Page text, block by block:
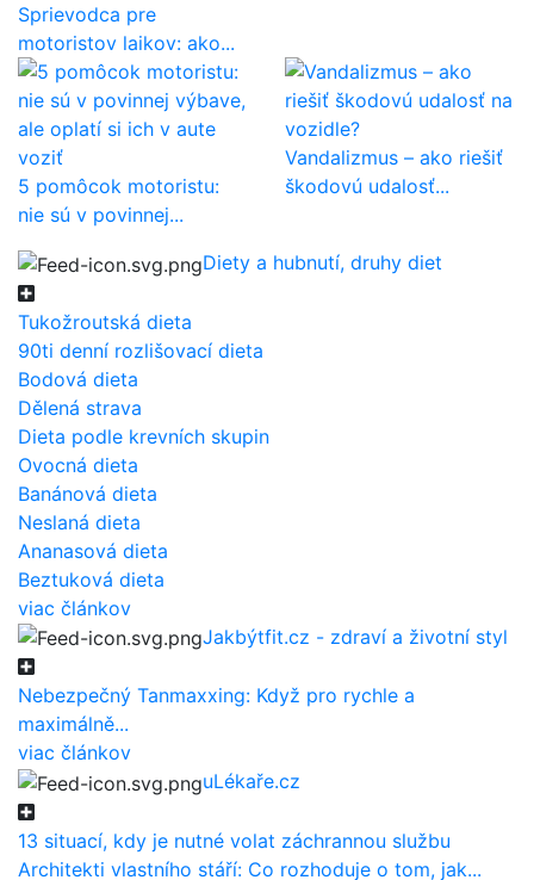
Sprievodca pre
motoristov laikov: ako...
5 pomôcok motoristu:
nie sú v povinnej...
Vandalizmus – ako riešiť
škodovú udalosť...
Diety a hubnutí, druhy diet
Tukožroutská dieta
90ti denní rozlišovací dieta
Bodová dieta
Dělená strava
Dieta podle krevních skupin
Ovocná dieta
Banánová dieta
Neslaná dieta
Ananasová dieta
Beztuková dieta
viac článkov
Jakbýtfit.cz - zdraví a životní styl
Nebezpečný Tanmaxxing: Když pro rychle a
maximálně...
viac článkov
uLékaře.cz
13 situací, kdy je nutné volat záchrannou službu
Architekti vlastního stáří: Co rozhoduje o tom, jak...